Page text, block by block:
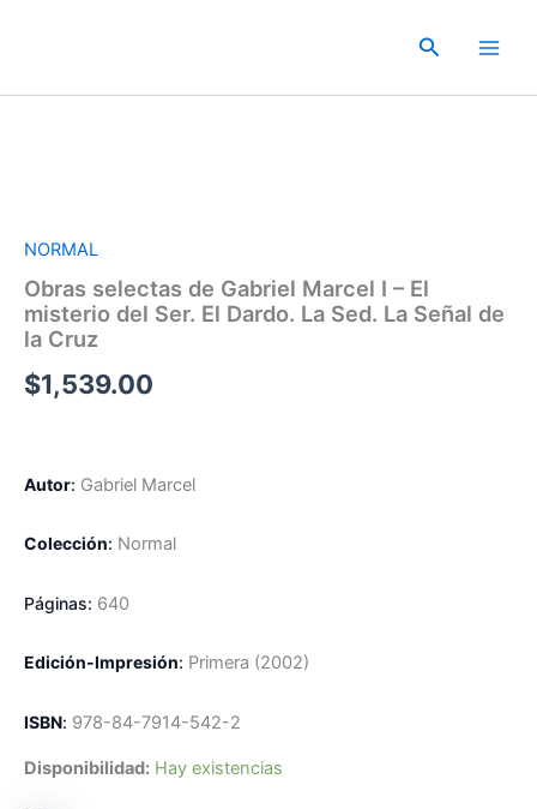
Buscar
NORMAL
Obras selectas de Gabriel Marcel I – El
misterio del Ser. El Dardo. La Sed. La Señal de
la Cruz
$1,539.00
Autor: Gabriel Marcel
Colección: Normal
Páginas: 640
Edición-Impresión: Primera (2002)
ISBN: 978-84-7914-542-2
Disponibilidad: Hay existencias